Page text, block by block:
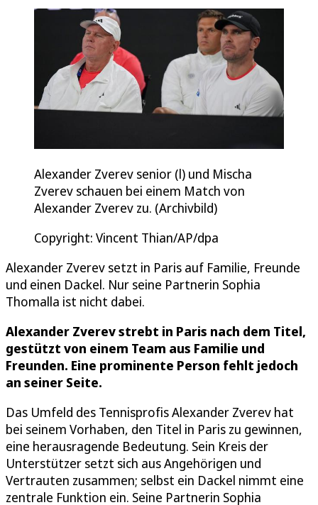
Alexander Zverev senior (l) und Mischa
Zverev schauen bei einem Match von
Alexander Zverev zu. (Archivbild)
Copyright: Vincent Thian/AP/dpa
Alexander Zverev setzt in Paris auf Familie, Freunde
und einen Dackel. Nur seine Partnerin Sophia
Thomalla ist nicht dabei.
Alexander Zverev strebt in Paris nach dem Titel,
gestützt von einem Team aus Familie und
Freunden. Eine prominente Person fehlt jedoch
an seiner Seite.
Das Umfeld des Tennisprofis Alexander Zverev hat
bei seinem Vorhaben, den Titel in Paris zu gewinnen,
eine herausragende Bedeutung. Sein Kreis der
Unterstützer setzt sich aus Angehörigen und
Vertrauten zusammen; selbst ein Dackel nimmt eine
zentrale Funktion ein. Seine Partnerin Sophia